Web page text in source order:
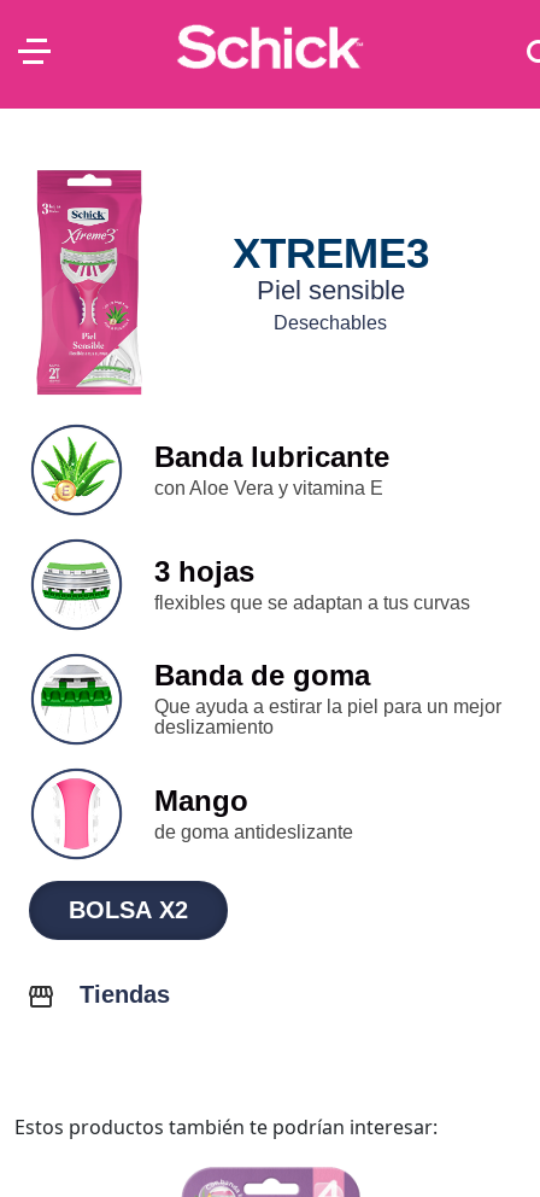
XTREME3
Piel sensible
Desechables
Banda lubricante
con Aloe Vera y vitamina E
3 hojas
flexibles que se adaptan a tus curvas
Banda de goma
Que ayuda a estirar la piel para un mejor
deslizamiento
Mango
de goma antideslizante
BOLSA X2
Tiendas
Estos productos también te podrían interesar: